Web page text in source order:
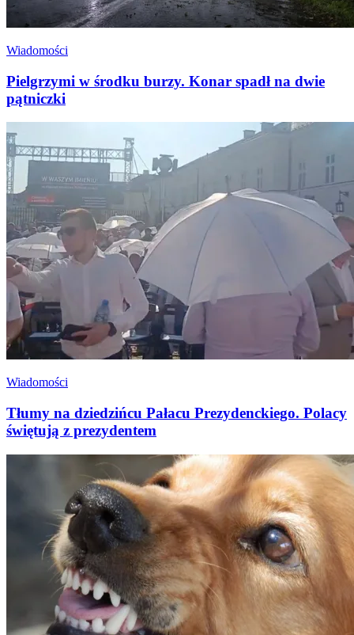
Wiadomości
Pielgrzymi w środku burzy. Konar spadł na dwie
pątniczki
Wiadomości
Tłumy na dziedzińcu Pałacu Prezydenckiego. Polacy
świętują z prezydentem